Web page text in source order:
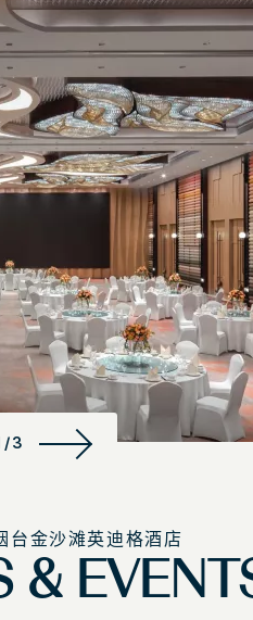
3
台金沙滩英迪格酒店
&